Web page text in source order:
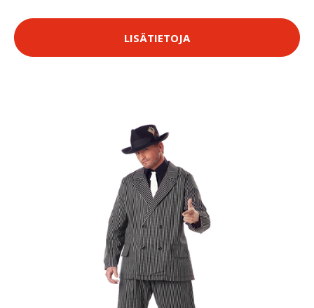
LISÄTIETOJA